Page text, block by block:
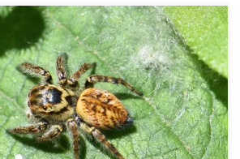
un fort dimorphisme sexuel, et le
concerne que le mâle. Espèce thermophile,
dans le sud, mais on peut la rencontrer
partie de l’Europe. Carrhotus
POSITION SYSTÉMATIQUE : Arachnide,
ETYMOLOGIE : L’étymologie du